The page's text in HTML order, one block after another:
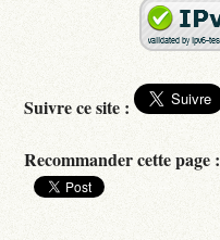
Suivre ce site :
Recommander cette page :